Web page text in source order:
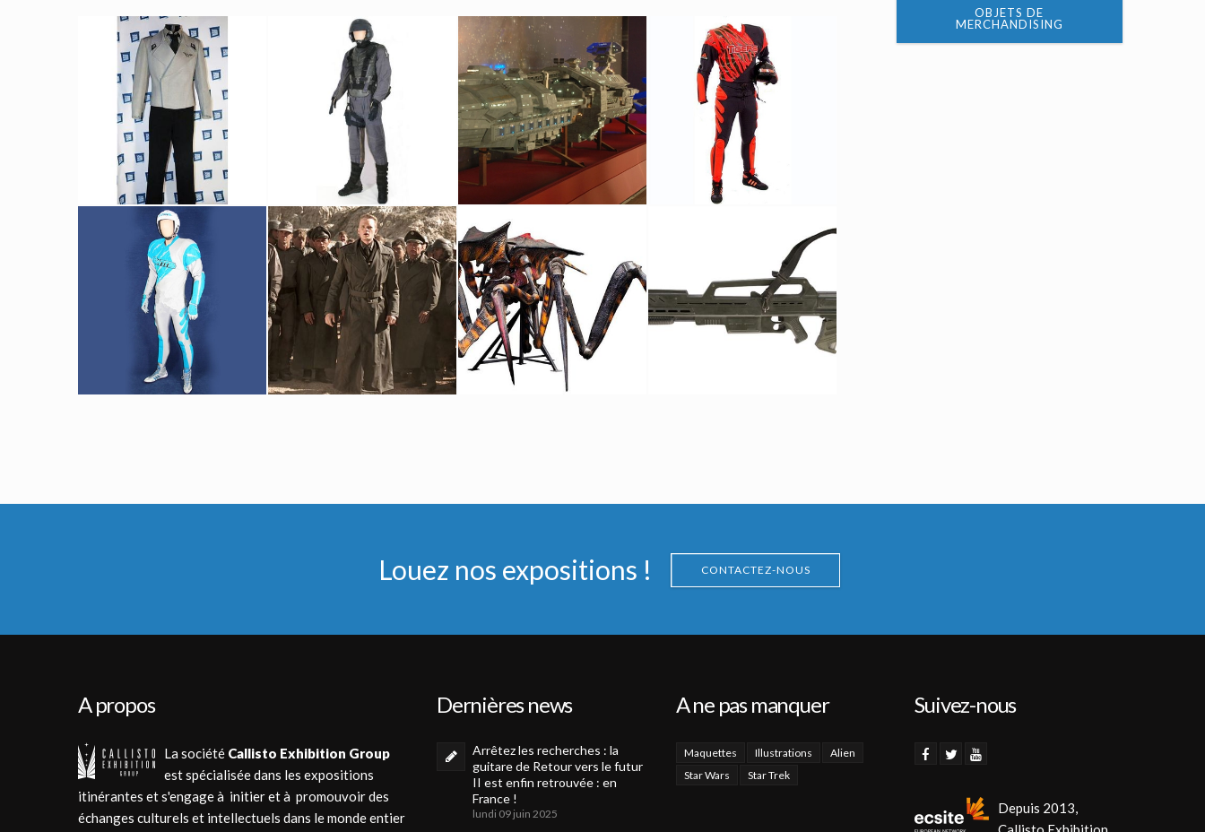
Costume de pilote de Rodger Young
Vu à l'écran
Costume de soldat d'infantrie
Vu à l'écran
Maquette Originale du Vaisseau Rodger Young
Vu à l'écran
Tenue originale de Jumpball de l'équipe des Tigers de Starship Troopers
Vu à l'écran
OBJETS DE
MERCHANDISING
Louez nos expositions ! CONTACTEZ-NOUS
A propos
La société Callisto Exhibition Group
est spécialisée dans les expositions
itinérantes et s'engage à initier et à promouvoir des
échanges culturels et intellectuels dans le monde entier
Dernières news
Arrêtez les recherches : la
guitare de Retour vers le futur
II est enfin retrouvée : en
France !
lundi 09 juin 2025
A ne pas manquer
Maquettes Illustrations
Alien
Star Wars
Star Trek
Suivez-nous
Depuis 2013,